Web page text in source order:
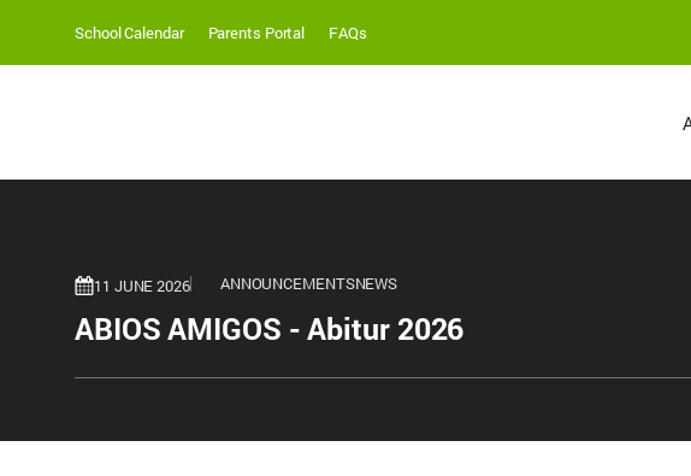
School Calendar Parents Portal FAQs
11 JUNE 2026 ANNOUNCEMENTSNEWS
ABIOS AMIGOS - Abitur 2026